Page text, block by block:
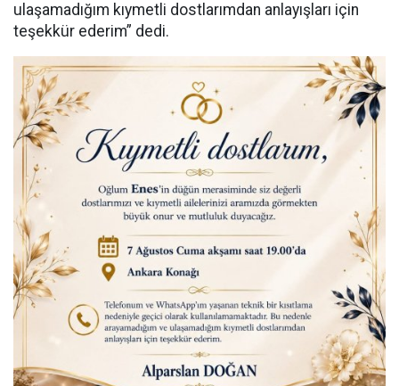
ulaşamadığım kıymetli dostlarımdan anlayışları için
teşekkür ederim” dedi.